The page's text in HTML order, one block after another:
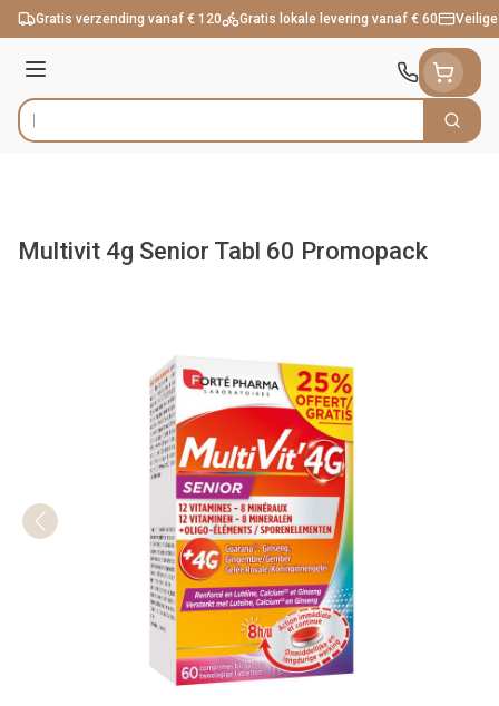
Ga naar de inhoud
Gratis verzending vanaf € 120 Gratis lokale levering vanaf € 60
Menu
Product, merk, categorie... Zoek
Multivit 4g Senior Tabl 60 Promopack